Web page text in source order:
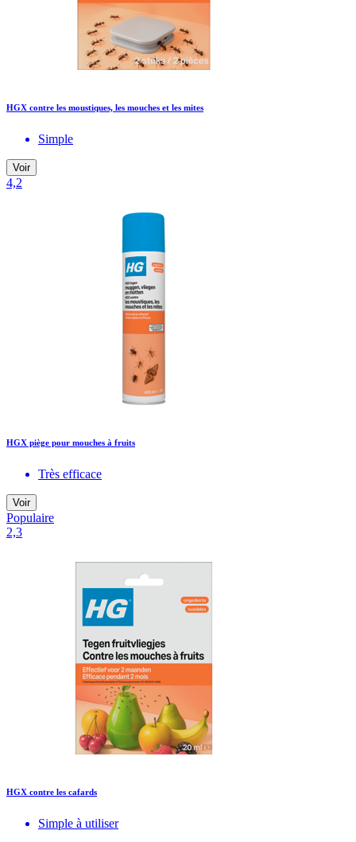
HGX contre les moustiques, les mouches et les mites
Simple
Voir
4,2
HGX piège pour mouches à fruits
Très efficace
Voir
Populaire
2,3
HGX contre les cafards
Simple à utiliser